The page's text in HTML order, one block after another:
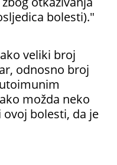
bolesti)."
veliki broj
odnosno broj
možda neko
bolesti, da je